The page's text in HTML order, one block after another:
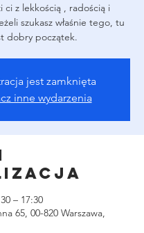
ci z lekkością , radością i
szukasz właśnie tego, tu
jest zamknięta
inne wydarzenia
– 17:30
65, 00-820 Warszawa,